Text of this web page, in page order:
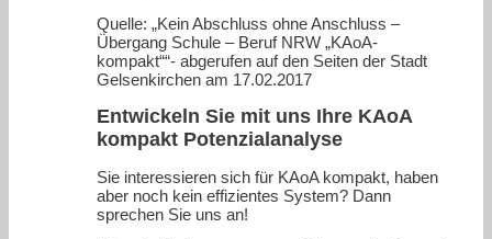
Quelle: „Kein Abschluss ohne Anschluss –
Übergang Schule – Beruf NRW „KAoA-
kompakt““- abgerufen auf den Seiten der Stadt
Gelsenkirchen am 17.02.2017
Entwickeln Sie mit uns Ihre KAoA
kompakt Potenzialanalyse
Sie interessieren sich für KAoA kompakt, haben
aber noch kein effizientes System? Dann
sprechen Sie uns an!